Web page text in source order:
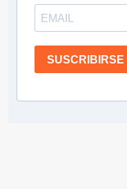
SUSCRIBIRSE